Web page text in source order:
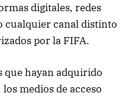
digitales, redes
cualquier canal distinto
por la FIFA.
que hayan adquirido
medios de acceso